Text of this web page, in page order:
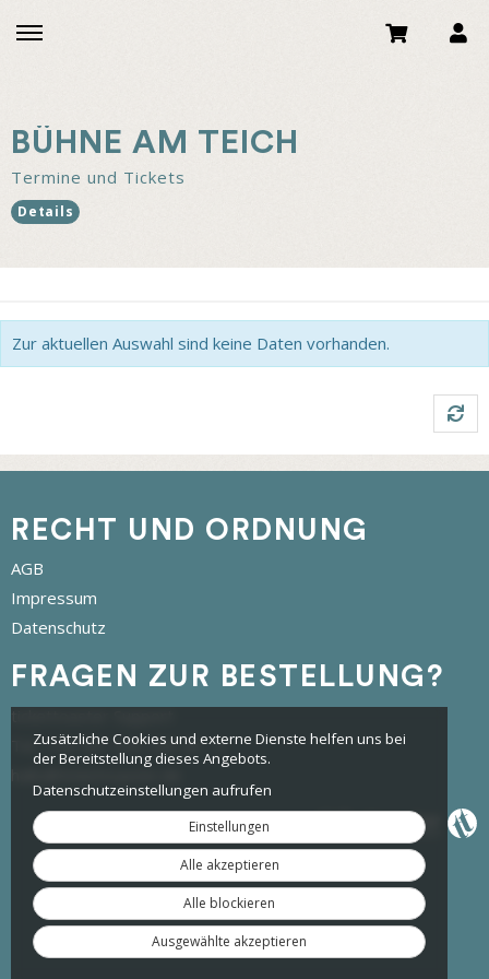
BÜHNE AM TEICH
Termine und Tickets
Details
Zur aktuellen Auswahl sind keine Daten vorhanden.
RECHT UND ORDNUNG
AGB
Impressum
Datenschutz
FRAGEN ZUR BESTELLUNG?
Tel.: +49 561 350 296 28 - 0
hallo@tickettoaster.de
Zusätzliche Cookies und externe Dienste helfen uns bei
der Bereitstellung dieses Angebots.
Datenschutzeinstellungen aufrufen
Einstellungen
Alle akzeptieren
Alle blockieren
Ausgewählte akzeptieren